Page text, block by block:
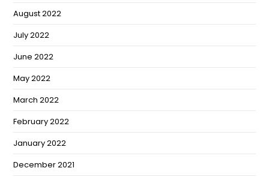
August 2022
July 2022
June 2022
May 2022
March 2022
February 2022
January 2022
December 2021